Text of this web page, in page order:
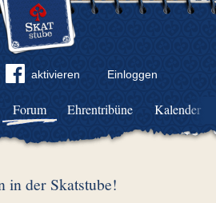
aktivieren Einloggen
Forum Ehrentribüne Kalender
in der Skatstube!